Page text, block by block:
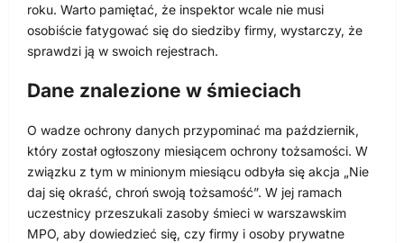
roku. Warto pamiętać, że inspektor wcale nie musi
osobiście fatygować się do siedziby firmy, wystarczy, że
sprawdzi ją w swoich rejestrach.
Dane znalezione w śmieciach
O wadze ochrony danych przypominać ma październik,
który został ogłoszony miesiącem ochrony tożsamości. W
związku z tym w minionym miesiącu odbyła się akcja „Nie
daj się okraść, chroń swoją tożsamość”. W jej ramach
uczestnicy przeszukali zasoby śmieci w warszawskim
MPO, aby dowiedzieć się, czy firmy i osoby prywatne